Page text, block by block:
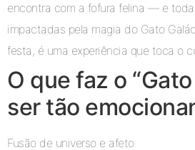
encontra com a fofura felina — e
impactadas pela magia do Gato
festa, é uma experiência que toca o
O que faz o
ser tão
Fusão de universo e afeto